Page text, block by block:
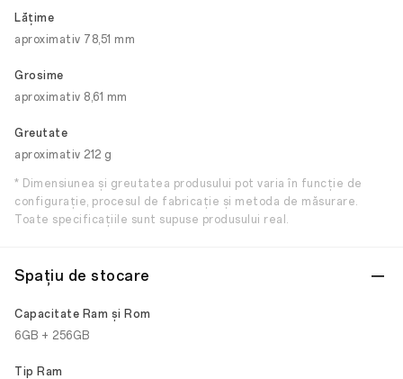
Lăţime
aproximativ 78,51 mm
Grosime
aproximativ 8,61 mm
Greutate
aproximativ 212 g
* Dimensiunea și greutatea produsului pot varia în funcție de
configurație, procesul de fabricație și metoda de măsurare.
Toate specificațiile sunt supuse produsului real.
Spațiu de stocare
Capacitate Ram și Rom
6GB + 256GB
Tip Ram